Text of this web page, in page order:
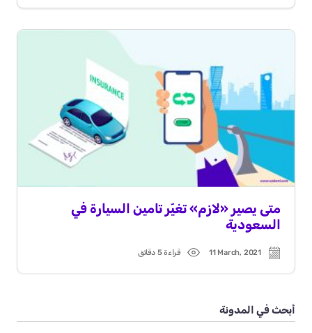
date
time
متى يصير «لازم» تغيّر تامين السيارة في
السعودية
Post
11 March, 2021
Read
قراءة 5 دقائق
أبحث في المدونة